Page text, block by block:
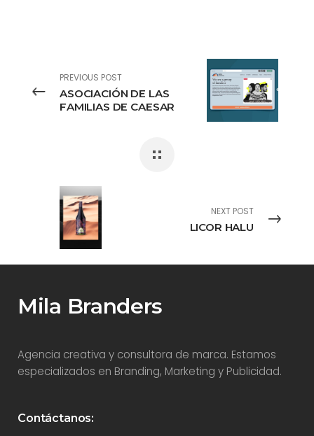
PREVIOUS POST
ASOCIACIÓN DE LAS
FAMILIAS DE CAESAR
NEXT POST
LICOR HALU
Mila Branders
Agencia creativa y consultora de marca. Estamos
especializados en Branding, Marketing y Publicidad.
Contáctanos: